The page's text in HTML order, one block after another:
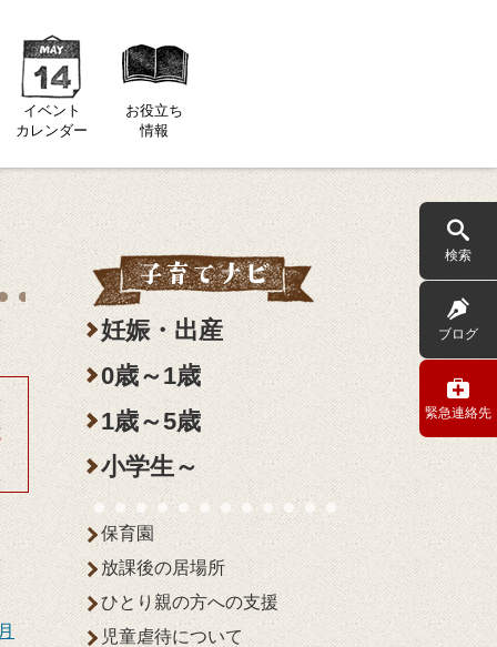
イベント
カレンダー
お役立ち
情報
検索
ブログ
緊急連絡先
妊娠・出産
0歳～1歳
1歳～5歳
小学生～
保育園
放課後の居場所
ひとり親の方への支援
児童虐待について